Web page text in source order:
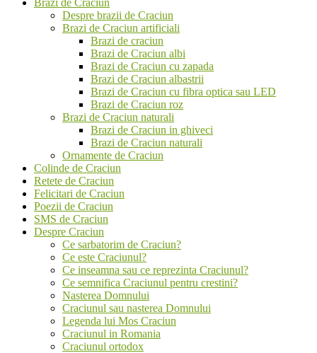
Despre brazii de Craciun
Brazi de Craciun artificiali
Brazi de craciun
Brazi de Craciun albi
Brazi de Craciun cu zapada
Brazi de Craciun albastrii
Brazi de Craciun cu fibra optica sau LED
Brazi de Craciun roz
Brazi de Craciun naturali
Brazi de Craciun in ghiveci
Brazi de Craciun naturali
Ornamente de Craciun
Colinde de Craciun
Retete de Craciun
Felicitari de Craciun
Poezii de Craciun
SMS de Craciun
Despre Craciun
Ce sarbatorim de Craciun?
Ce este Craciunul?
Ce inseamna sau ce reprezinta Craciunul?
Ce semnifica Craciunul pentru crestini?
Nasterea Domnului
Craciunul sau nasterea Domnului
Legenda lui Mos Craciun
Craciunul in Romania
Craciunul ortodox